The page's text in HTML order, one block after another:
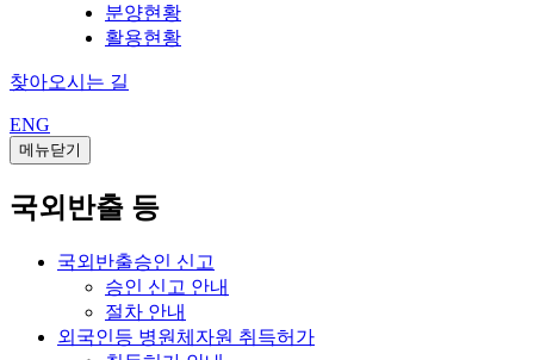
분양현황
활용현황
찾아오시는 길
ENG
메뉴닫기
국외반출 등
국외반출승인 신고
승인 신고 안내
절차 안내
외국인등 병원체자원 취득허가